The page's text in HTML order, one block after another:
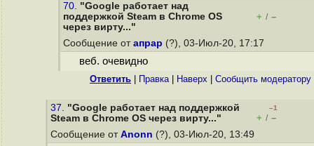
70. "Google работает над
поддержкой Steam в Chrome OS
через вирту..."
+ / –
Сообщение от апрар (?), 03-Июл-20, 17:17
веб. очевидно
Ответить Правка| Наверх Cообщить модератору
37. "Google работает над поддержкой
Steam в Chrome OS через вирту..."
–1
+ / –
Сообщение от Anonn (?), 03-Июл-20, 13:49